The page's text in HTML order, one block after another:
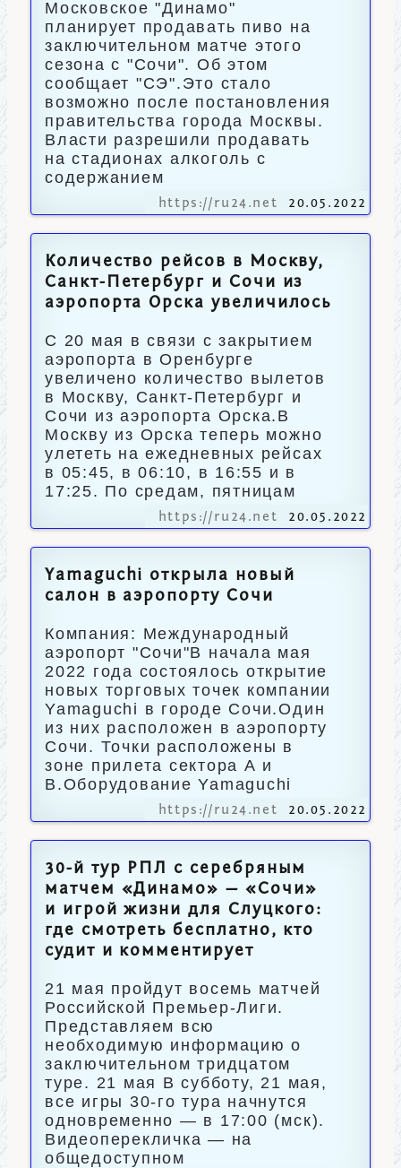
Московское "Динамо"
планирует продавать пиво на
заключительном матче этого
сезона с "Сочи". Об этом
сообщает "СЭ".Это стало
возможно после постановления
правительства города Москвы.
Власти разрешили продавать
на стадионах алкоголь с
содержанием
https://ru24.net 20.05.2022
Количество рейсов в Москву,
Санкт-Петербург и Сочи из
аэропорта Орска увеличилось
С 20 мая в связи с закрытием
аэропорта в Оренбурге
увеличено количество вылетов
в Москву, Санкт-Петербург и
Сочи из аэропорта Орска.В
Москву из Орска теперь можно
улететь на ежедневных рейсах
в 05:45, в 06:10, в 16:55 и в
17:25. По средам, пятницам
https://ru24.net 20.05.2022
Yamaguchi открыла новый
салон в аэропорту Сочи
Компания: Международный
аэропорт "Сочи"В начала мая
2022 года состоялось открытие
новых торговых точек компании
Yamaguchi в городе Сочи.Один
из них расположен в аэропорту
Сочи. Точки расположены в
зоне прилета сектора А и
В.Оборудование Yamaguchi
https://ru24.net 20.05.2022
30-й тур РПЛ с серебряным
матчем «Динамо» — «Сочи»
и игрой жизни для Слуцкого:
где смотреть бесплатно, кто
судит и комментирует
21 мая пройдут восемь матчей
Российской Премьер-Лиги.
Представляем всю
необходимую информацию о
заключительном тридцатом
туре. 21 мая В субботу, 21 мая,
все игры 30-го тура начнутся
одновременно — в 17:00 (мск).
Видеоперекличка — на
общедоступном